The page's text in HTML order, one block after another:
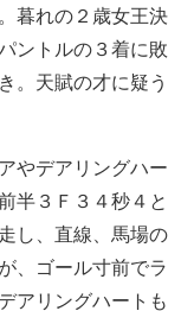
暮れの２歳女王決
ントルの３着に敗
。天賦の才に疑う
やデアリングハー
半３Ｆ３４秒４と
し、直線、馬場の
、ゴール寸前でラ
アリングハートも